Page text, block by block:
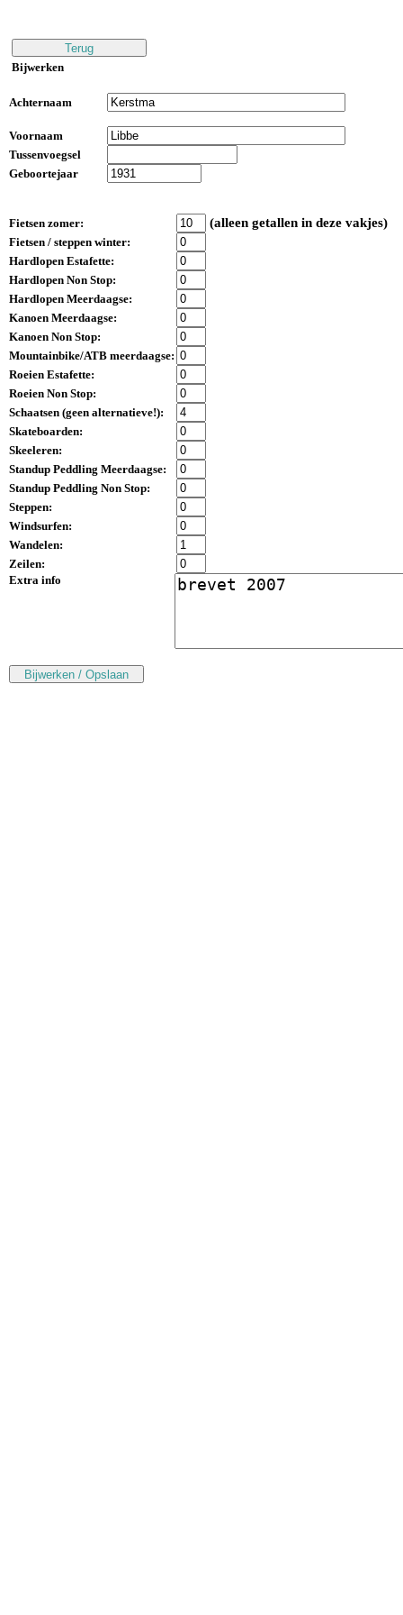
Bijwerken
Achternaam
Voornaam
Tussenvoegsel
Geboortejaar
Fietsen zomer: (alleen getallen in deze vakjes)
Fietsen / steppen winter:
Hardlopen Estafette:
Hardlopen Non Stop:
Hardlopen Meerdaagse:
Kanoen Meerdaagse:
Kanoen Non Stop:
Mountainbike/ATB meerdaagse:
Roeien Estafette:
Roeien Non Stop:
Schaatsen (geen alternatieve!):
Skateboarden:
Skeeleren:
Standup Peddling Meerdaagse:
Standup Peddling Non Stop:
Steppen:
Windsurfen:
Wandelen:
Zeilen:
Extra info